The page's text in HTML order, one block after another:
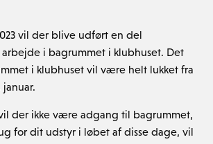
vil der blive udført en del
i bagrummet i klubhuset. Det
i klubhuset vil være helt lukket fra
der ikke være adgang til bagrummet,
for dit udstyr i løbet af disse dage, vil